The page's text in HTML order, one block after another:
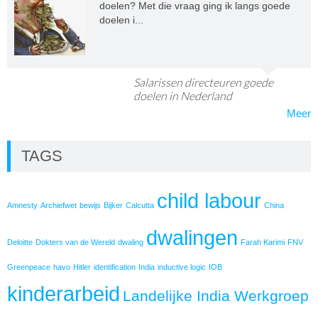
doelen? Met die vraag ging ik langs goede
doelen i...
Salarissen directeuren goede
doelen in Nederland
Meer
TAGS
Amnesty Archiefwet bewijs Bijker Calcutta child labour China
Deloitte Dokters van de Wereld dwaling dwalingen Farah Karimi FNV
Greenpeace havo Hitler identification India inductive logic IOB
kinderarbeid Landelijke India Werkgroep